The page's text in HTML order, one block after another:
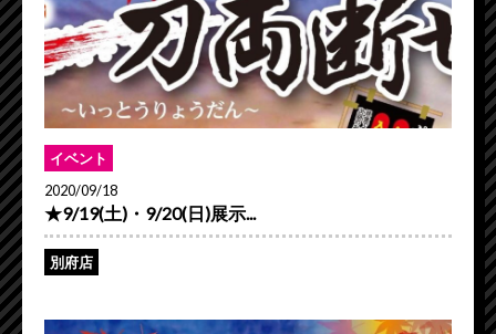
イベント
2020/09/18
★9/19(土)・9/20(日)展示...
別府店